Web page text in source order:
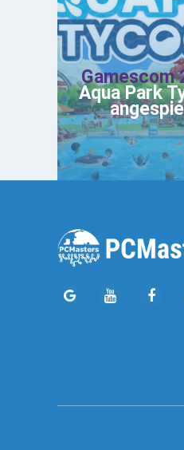
Gamescom
Aqua Park